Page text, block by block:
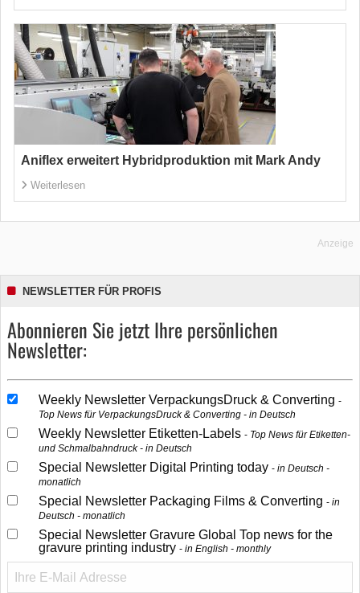
Aniflex erweitert Hybridproduktion mit Mark Andy
Weiterlesen
Anzeige
NEWSLETTER FÜR PROFIS
Abonnieren Sie jetzt Ihre persönlichen
Newsletter:
Weekly Newsletter VerpackungsDruck & Converting
Top News für VerpackungsDruck & Converting - in Deutsch
Weekly Newsletter Etiketten-Labels
Top News für Etiketten-
und Schmalbahndruck - in Deutsch
Special Newsletter Digital Printing today
in Deutsch -
monatlich
Special Newsletter Packaging Films & Converting
in
Deutsch - monatlich
Special Newsletter Gravure Global Top news for the
gravure printing industry
in English - monthly